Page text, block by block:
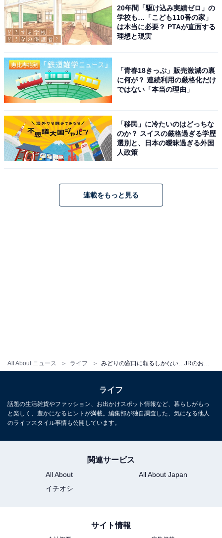
All About ニュース ライフ みどりの窓口に頼るしかない…JRのお得なきっぷが「ネット予約ではハードルが高い」3つのケース
20年間「駆け込み実績ゼロ」の
学校も…「こども110番の家」
は本当に必要？ PTAが直面する
理想と現実
「青春18きっぷ」販売激減の裏
に何が？ 連続利用の厳格化だけ
ではない「本当の理由」
「移民」に冷たいのはどっちな
のか？ スイスの厳格過ぎる学歴
選別と、日本の曖昧過ぎる外国
人政策
連載をもっと見る
ライフ
話題の生活雑貨やファッション、お出かけスポット情報など、暮らしがもっ
と楽しく、豊かになるヒントが満載。編集部が独自調査した、気になる他人
のライフスタイル事情も公開しています。
関連サービス
All About
All About Japan
イチオシ
サイト情報